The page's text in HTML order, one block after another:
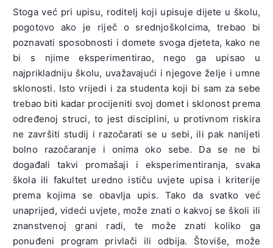
Stoga već pri upisu, roditelj koji upisuje dijete u školu,
pogotovo ako je riječ o srednjoškolcima, trebao bi
poznavati sposobnosti i domete svoga djeteta, kako ne
bi s njime eksperimentirao, nego ga upisao u
najprikladniju školu, uvažavajući i njegove želje i umne
sklonosti. Isto vrijedi i za studenta koji bi sam za sebe
trebao biti kadar procijeniti svoj domet i sklonost prema
određenoj struci, to jest disciplini, u protivnom riskira
ne završiti studij i razočarati se u sebi, ili pak nanijeti
bolno razočaranje i onima oko sebe. Da se ne bi
događali takvi promašaji i eksperimentiranja, svaka
škola ili fakultet uredno ističu uvjete upisa i kriterije
prema kojima se obavlja upis. Tako da svatko već
unaprijed, videći uvjete, može znati o kakvoj se školi ili
znanstvenoj grani radi, te može znati koliko ga
ponuđeni program privlači ili odbija. Štoviše, može